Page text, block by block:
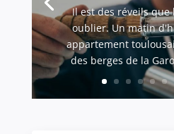
Il est des réveils
oublier. Un matin
appartement
des berges de la